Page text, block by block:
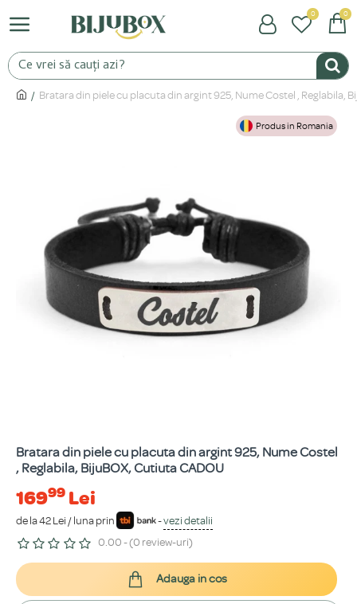
0 0
Bratara din piele cu placuta din argint 925, Nume Costel , Reglabila,
Produs in Romania
Bratara din piele cu placuta din argint 925, Nume Costel
, Reglabila, BijuBOX, Cutiuta CADOU
16999 Lei
de la 42 Lei / luna prin -vezi detalii
0.00 - (0 review-uri)
Adauga in cos